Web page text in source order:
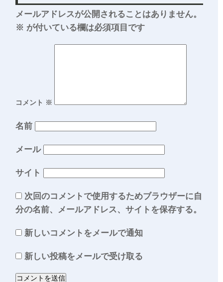
メールアドレスが公開されることはありません。
※ が付いている欄は必須項目です
コメント ※
名前
メール
サイト
次回のコメントで使用するためブラウザーに自
分の名前、メールアドレス、サイトを保存する。
新しいコメントをメールで通知
新しい投稿をメールで受け取る